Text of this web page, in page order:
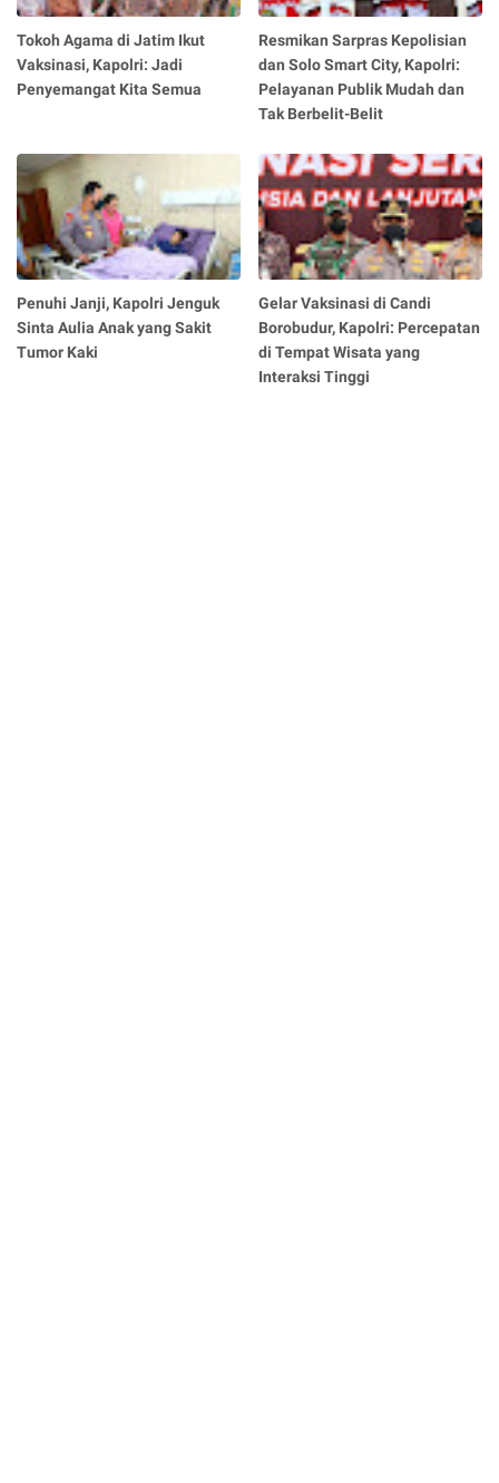
Tokoh Agama di Jatim Ikut
Vaksinasi, Kapolri: Jadi
Penyemangat Kita Semua
Resmikan Sarpras Kepolisian
dan Solo Smart City, Kapolri:
Pelayanan Publik Mudah dan
Tak Berbelit-Belit
Penuhi Janji, Kapolri Jenguk
Sinta Aulia Anak yang Sakit
Tumor Kaki
Gelar Vaksinasi di Candi
Borobudur, Kapolri: Percepatan
di Tempat Wisata yang
Interaksi Tinggi